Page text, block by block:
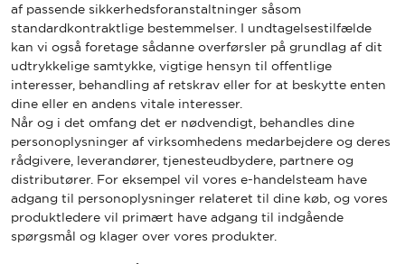
af passende sikkerhedsforanstaltninger såsom
standardkontraktlige bestemmelser. I undtagelsestilfælde
kan vi også foretage sådanne overførsler på grundlag af dit
udtrykkelige samtykke, vigtige hensyn til offentlige
interesser, behandling af retskrav eller for at beskytte enten
dine eller en andens vitale interesser.
Når og i det omfang det er nødvendigt, behandles dine
personoplysninger af virksomhedens medarbejdere og deres
rådgivere, leverandører, tjenesteudbydere, partnere og
distributører. For eksempel vil vores e-handelsteam have
adgang til personoplysninger relateret til dine køb, og vores
produktledere vil primært have adgang til indgående
spørgsmål og klager over vores produkter.